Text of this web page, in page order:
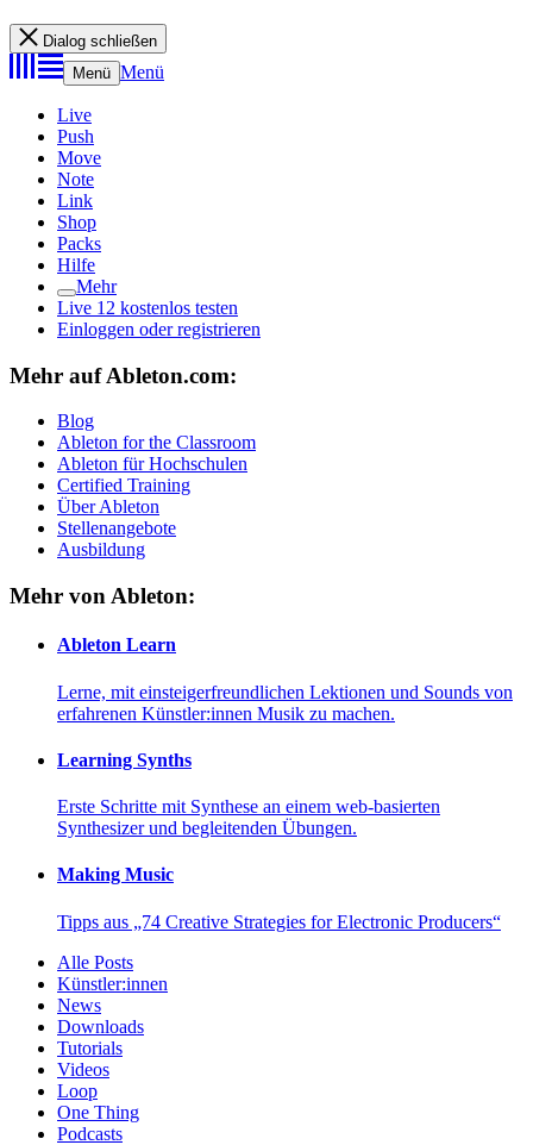
Dialog schließen
Menü Menü
Live
Push
Move
Note
Link
Shop
Packs
Hilfe
Mehr
Live 12 kostenlos testen
Einloggen oder registrieren
Mehr auf Ableton.com:
Blog
Ableton for the Classroom
Ableton für Hochschulen
Certified Training
Über Ableton
Stellenangebote
Ausbildung
Mehr von Ableton:
Ableton Learn
Lerne, mit einsteigerfreundlichen Lektionen und Sounds von
erfahrenen Künstler:innen Musik zu machen.
Learning Synths
Erste Schritte mit Synthese an einem web-basierten
Synthesizer und begleitenden Übungen.
Making Music
Tipps aus „74 Creative Strategies for Electronic Producers“
Alle Posts
Künstler:innen
News
Downloads
Tutorials
Videos
Loop
One Thing
Podcasts